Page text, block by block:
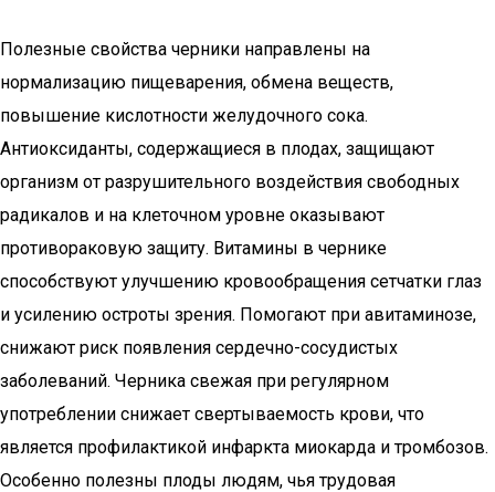
Полезные свойства черники направлены на
нормализацию пищеварения, обмена веществ,
повышение кислотности желудочного сока.
Антиоксиданты, содержащиеся в плодах, защищают
организм от разрушительного воздействия свободных
радикалов и на клеточном уровне оказывают
противораковую защиту. Витамины в чернике
способствуют улучшению кровообращения сетчатки глаз
и усилению остроты зрения. Помогают при авитаминозе,
снижают риск появления сердечно-сосудистых
заболеваний. Черника свежая при регулярном
употреблении снижает свертываемость крови, что
является профилактикой инфаркта миокарда и тромбозов.
Особенно полезны плоды людям, чья трудовая